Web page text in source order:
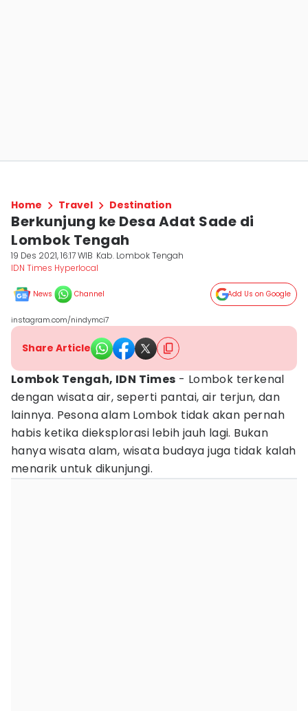
Home Travel Destination
Berkunjung ke Desa Adat Sade di
Lombok Tengah
19 Des 2021, 16:17 WIB Kab. Lombok Tengah
IDN Times Hyperlocal
News Channel Add Us on Google
instagram.com/nindymci7
Share Article
Lombok Tengah, IDN Times - Lombok terkenal
dengan wisata air, seperti pantai, air terjun, dan
lainnya. Pesona alam Lombok tidak akan pernah
habis ketika dieksplorasi lebih jauh lagi. Bukan
hanya wisata alam, wisata budaya juga tidak kalah
menarik untuk dikunjungi.